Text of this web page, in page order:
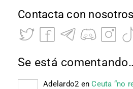
Contacta con nosotros
Se está
Adelardo2 enCeuta “no